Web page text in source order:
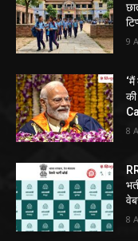
9
8
8